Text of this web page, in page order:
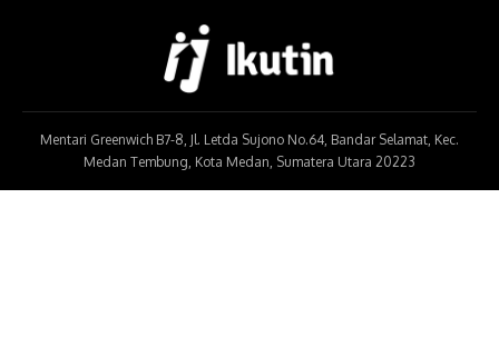
Mentari Greenwich B7-8, Jl. Letda Sujono No.64, Bandar Selamat, Kec.
Medan Tembung, Kota Medan, Sumatera Utara 20223